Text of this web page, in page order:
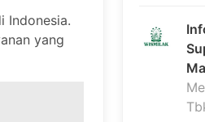
Indonesia.
yang